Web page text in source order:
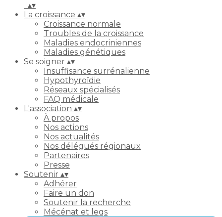
▴▾
La croissance ▴▾
Croissance normale
Troubles de la croissance
Maladies endocriniennes
Maladies génétiques
Se soigner ▴▾
Insuffisance surrénalienne
Hypothyroïdie
Réseaux spécialisés
FAQ médicale
L'association ▴▾
À propos
Nos actions
Nos actualités
Nos délégués régionaux
Partenaires
Presse
Soutenir ▴▾
Adhérer
Faire un don
Soutenir la recherche
Mécénat et legs